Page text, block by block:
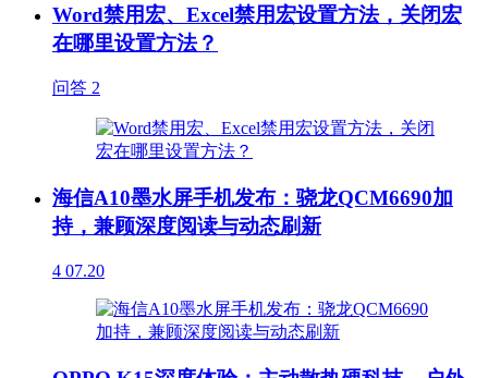
Word禁用宏、Excel禁用宏设置方法，关闭宏
在哪里设置方法？
问答 2
海信A10墨水屏手机发布：骁龙QCM6690加
持，兼顾深度阅读与动态刷新
4 07.20